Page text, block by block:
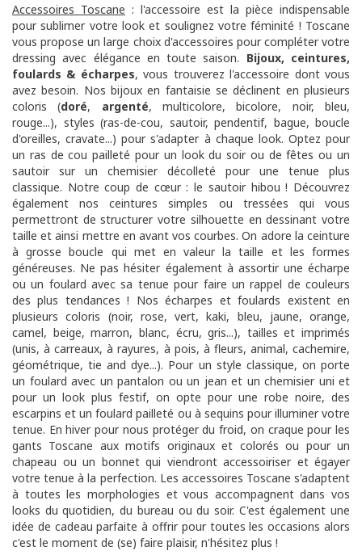
Accessoires Toscane : l'accessoire est la pièce indispensable
pour sublimer votre look et soulignez votre féminité ! Toscane
vous propose un large choix d'accessoires pour compléter votre
dressing avec élégance en toute saison. Bijoux, ceintures,
foulards & écharpes, vous trouverez l'accessoire dont vous
avez besoin. Nos bijoux en fantaisie se déclinent en plusieurs
coloris (doré, argenté, multicolore, bicolore, noir, bleu,
rouge...), styles (ras-de-cou, sautoir, pendentif, bague, boucle
d'oreilles, cravate...) pour s'adapter à chaque look. Optez pour
un ras de cou pailleté pour un look du soir ou de fêtes ou un
sautoir sur un chemisier décolleté pour une tenue plus
classique. Notre coup de cœur : le sautoir hibou ! Découvrez
également nos ceintures simples ou tressées qui vous
permettront de structurer votre silhouette en dessinant votre
taille et ainsi mettre en avant vos courbes. On adore la ceinture
à grosse boucle qui met en valeur la taille et les formes
généreuses. Ne pas hésiter également à assortir une écharpe
ou un foulard avec sa tenue pour faire un rappel de couleurs
des plus tendances ! Nos écharpes et foulards existent en
plusieurs coloris (noir, rose, vert, kaki, bleu, jaune, orange,
camel, beige, marron, blanc, écru, gris...), tailles et imprimés
(unis, à carreaux, à rayures, à pois, à fleurs, animal, cachemire,
géométrique, tie and dye...). Pour un style classique, on porte
un foulard avec un pantalon ou un jean et un chemisier uni et
pour un look plus festif, on opte pour une robe noire, des
escarpins et un foulard pailleté ou à sequins pour illuminer votre
tenue. En hiver pour nous protéger du froid, on craque pour les
gants Toscane aux motifs originaux et colorés ou pour un
chapeau ou un bonnet qui viendront accessoiriser et égayer
votre tenue à la perfection. Les accessoires Toscane s'adaptent
à toutes les morphologies et vous accompagnent dans vos
looks du quotidien, du bureau ou du soir. C'est également une
idée de cadeau parfaite à offrir pour toutes les occasions alors
c'est le moment de (se) faire plaisir, n'hésitez plus !